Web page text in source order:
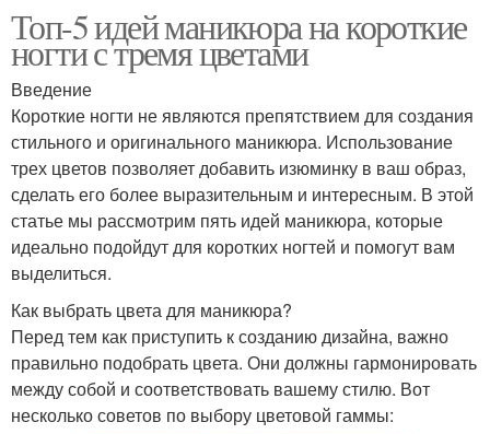
Топ-5 идей маникюра на короткие
ногти с тремя цветами
Введение
Короткие ногти не являются препятствием для создания
стильного и оригинального маникюра. Использование
трех цветов позволяет добавить изюминку в ваш образ,
сделать его более выразительным и интересным. В этой
статье мы рассмотрим пять идей маникюра, которые
идеально подойдут для коротких ногтей и помогут вам
выделиться.
Как выбрать цвета для маникюра?
Перед тем как приступить к созданию дизайна, важно
правильно подобрать цвета. Они должны гармонировать
между собой и соответствовать вашему стилю. Вот
несколько советов по выбору цветовой гаммы: